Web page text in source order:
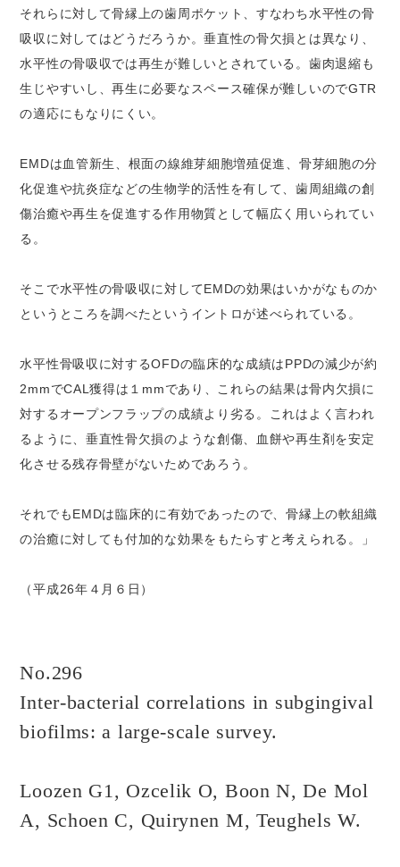
それらに対して骨縁上の歯周ポケット、すなわち水平性の骨
吸収に対してはどうだろうか。垂直性の骨欠損とは異なり、
水平性の骨吸収では再生が難しいとされている。歯肉退縮も
生じやすいし、再生に必要なスペース確保が難しいのでGTR
の適応にもなりにくい。
EMDは血管新生、根面の線維芽細胞増殖促進、骨芽細胞の分
化促進や抗炎症などの生物学的活性を有して、歯周組織の創
傷治癒や再生を促進する作用物質として幅広く用いられてい
る。
そこで水平性の骨吸収に対してEMDの効果はいかがなものか
というところを調べたというイントロが述べられている。
水平性骨吸収に対するOFDの臨床的な成績はPPDの減少が約
2mmでCAL獲得は１mmであり、これらの結果は骨内欠損に
対するオープンフラップの成績より劣る。これはよく言われ
るように、垂直性骨欠損のような創傷、血餅や再生剤を安定
化させる残存骨壁がないためであろう。
それでもEMDは臨床的に有効であったので、骨縁上の軟組織
の治癒に対しても付加的な効果をもたらすと考えられる。」
（平成26年４月６日）
No.296
Inter-bacterial correlations in subgingival
biofilms: a large-scale survey.
Loozen G1, Ozcelik O, Boon N, De Mol
A, Schoen C, Quirynen M, Teughels W.